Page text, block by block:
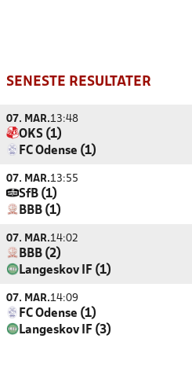
SENESTE RESULTATER
07. MAR.13:48
OKS (1)
FC Odense (1)
07. MAR.13:55
SfB (1)
BBB (1)
07. MAR.14:02
BBB (2)
Langeskov IF (1)
07. MAR.14:09
FC Odense (1)
Langeskov IF (3)